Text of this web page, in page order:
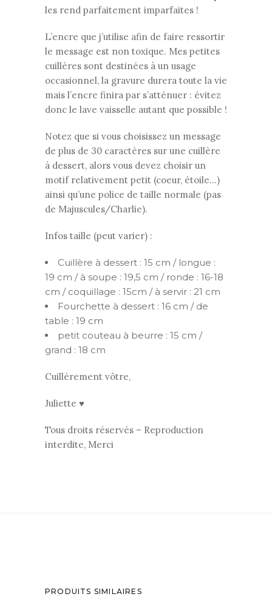
les rend parfaitement imparfaites !
L’encre que j’utilise afin de faire ressortir
le message est non toxique. Mes petites
cuillères sont destinées à un usage
occasionnel, la gravure durera toute la vie
mais l’encre finira par s’atténuer : évitez
donc le lave vaisselle autant que possible !
Notez que si vous choisissez un message
de plus de 30 caractères sur une cuillère
à dessert, alors vous devez choisir un
motif relativement petit (coeur, étoile…)
ainsi qu’une police de taille normale (pas
de Majuscules/Charlie).
Infos taille (peut varier) :
Cuillère à dessert : 15 cm / longue :
19 cm / à soupe : 19,5 cm / ronde : 16-18
cm / coquillage : 15cm / à servir : 21 cm
Fourchette à dessert : 16 cm / de
table : 19 cm
petit couteau à beurre : 15 cm /
grand : 18 cm
Cuillèrement vôtre,
Juliette ♥
Tous droits réservés – Reproduction
interdite, Merci
PRODUITS SIMILAIRES